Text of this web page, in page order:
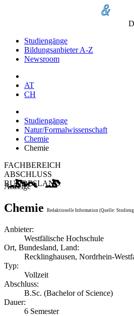
Studiengänge
Bildungsanbieter A-Z
Newsroom
AT
CH
Studiengänge
Natur/Formalwissenschaft
Chemie
Chemie
FACHBEREICH
ABSCHLUSS
BUNDESLAND
Anzeige
Chemie Redaktionelle Information (Quelle:
Anbieter:
Westfälische Hochschule
Ort, Bundesland, Land:
Recklinghausen, Nordrhein-
Typ:
Vollzeit
Abschluss:
B.Sc. (Bachelor of Science)
Dauer:
6 Semester